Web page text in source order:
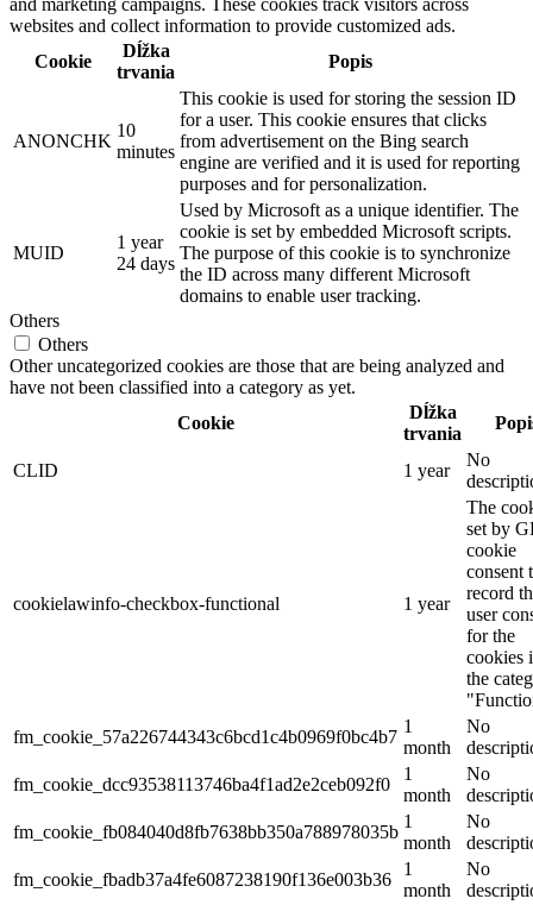
and marketing campaigns. These cookies track visitors across
websites and collect information to provide customized ads.
Cookie
Dĺžka
trvania
Popis
ANONCHK
10
minutes
This cookie is used for storing the session ID
for a user. This cookie ensures that clicks
from advertisement on the Bing search
engine are verified and it is used for reporting
purposes and for personalization.
MUID
1 year
24 days
Used by Microsoft as a unique identifier. The
cookie is set by embedded Microsoft scripts.
The purpose of this cookie is to synchronize
the ID across many different Microsoft
domains to enable user tracking.
Others
Others
Other uncategorized cookies are those that are being analyzed and
have not been classified into a category as yet.
Cookie
Dĺžka
trvania
CLID 1 year
No
cookielawinfo-checkbox-functional 1 year
The
set by
cookie
consent
record
user
for the
cookies
the
fm_cookie_57a226744343c6bcd1c4b0969f0bc4b7
1
month
No
fm_cookie_dcc93538113746ba4f1ad2e2ceb092f0
1
month
No
fm_cookie_fb084040d8fb7638bb350a788978035b
1
month
No
fm_cookie_fbadb37a4fe6087238190f136e003b36
1
month
No